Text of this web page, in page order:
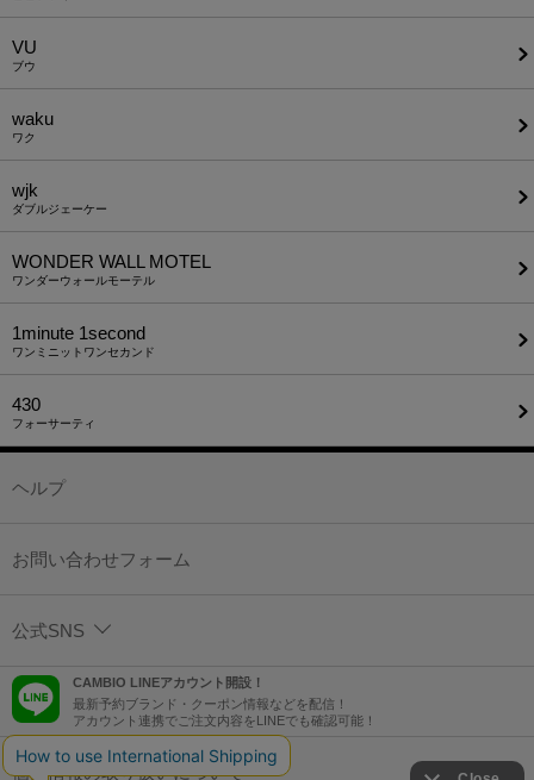
VU
ブウ
waku
ワク
wjk
ダブルジェーケー
WONDER WALL MOTEL
ワンダーウォールモーテル
1minute​ 1second
ワンミニットワンセカンド
430
フォーサーティ
ヘルプ
お問い合わせフォーム
公式SNS
CAMBIO LINEアカウント開設！
最新予約ブランド・クーポン情報などを配信！
アカウント連携でご注文内容をLINEでも確認可能！
個人情報の取り扱いについて